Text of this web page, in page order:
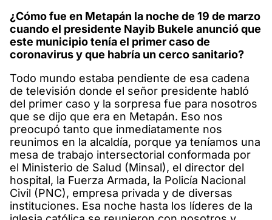
¿Cómo fue en Metapán la noche de 19 de marzo
cuando el presidente Nayib Bukele anunció que
este municipio tenía el primer caso de
coronavirus y que habría un cerco sanitario?
Todo mundo estaba pendiente de esa cadena
de televisión donde el señor presidente habló
del primer caso y la sorpresa fue para nosotros
que se dijo que era en Metapán. Eso nos
preocupó tanto que inmediatamente nos
reunimos en la alcaldía, porque ya teníamos una
mesa de trabajo intersectorial conformada por
el Ministerio de Salud (Minsal), el director del
hospital, la Fuerza Armada, la Policía Nacional
Civil (PNC), empresa privada y de diversas
instituciones. Esa noche hasta los líderes de la